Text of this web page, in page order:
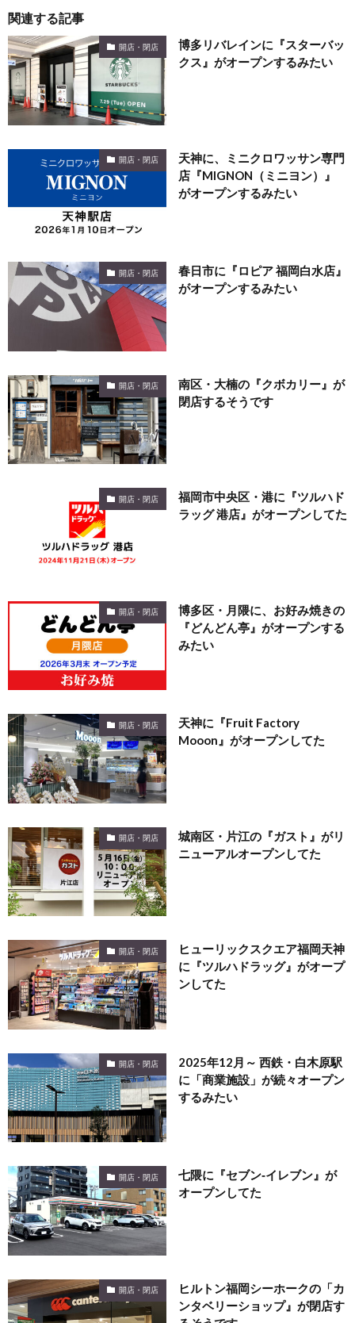
関連する記事
開店・閉店
博多リバレインに『スターバッ
クス』がオープンするみたい
開店・閉店
天神に、ミニクロワッサン専門
店『MIGNON（ミニヨン）』
がオープンするみたい
開店・閉店
春日市に『ロピア 福岡白水店』
がオープンするみたい
開店・閉店
南区・大楠の『クボカリー』が
閉店するそうです
開店・閉店
福岡市中央区・港に『ツルハド
ラッグ 港店』がオープンしてた
開店・閉店
博多区・月隈に、お好み焼きの
『どんどん亭』がオープンする
みたい
開店・閉店
天神に『Fruit Factory
Mooon』がオープンしてた
開店・閉店
城南区・片江の『ガスト』がリ
ニューアルオープンしてた
開店・閉店
ヒューリックスクエア福岡天神
に『ツルハドラッグ』がオープ
ンしてた
開店・閉店
2025年12月～ 西鉄・白木原駅
に「商業施設」が続々オープン
するみたい
開店・閉店
七隈に『セブン‐イレブン』が
オープンしてた
開店・閉店
ヒルトン福岡シーホークの「カ
ンタベリーショップ』が閉店す